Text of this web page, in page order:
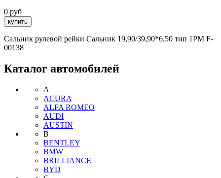
0 руб
Сальник рулевой рейки Сальник 19,90/39,90*6,50 тип 1PM F-
00138
Каталог автомобилей
A
ACURA
ALFA ROMEO
AUDI
AUSTIN
B
BENTLEY
BMW
BRILLIANCE
BYD